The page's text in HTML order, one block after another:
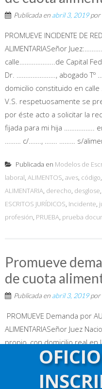
Publicada en abril 3, 2019por
PROMUEVE INCIDENTE DE
ALIMENTARIASeñor
calle………………..de Capital
Dr. …………………., abogado Tº
domicilio constituido en
V.S. respetuosamente se
por éste acto a solicitar la
fijada para mi hija ……………..
……… c/……., ……. ……… s/
Publicada en Modelos de
laboral, ALIMENTOS, aves, código,
ALIMENTARIA, derecho, desglose,
ESCRITOS JURÍDICOS, Incidente,
profesión, PRUEBA, prueba
Promueve
de cuota
Publicada en abril 3, 2019por
PROMUEVE Demanda por
ALIMENTARIASeñor Juez
propio, con domicilio real
Capital Federal y
mi letrado patrocinante: Dr.
………. del C. P. A. C. F. en la